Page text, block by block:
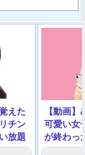
えた
チン
放題
ｗｗ
【動画
可愛い女
が終わっ
ルノをご